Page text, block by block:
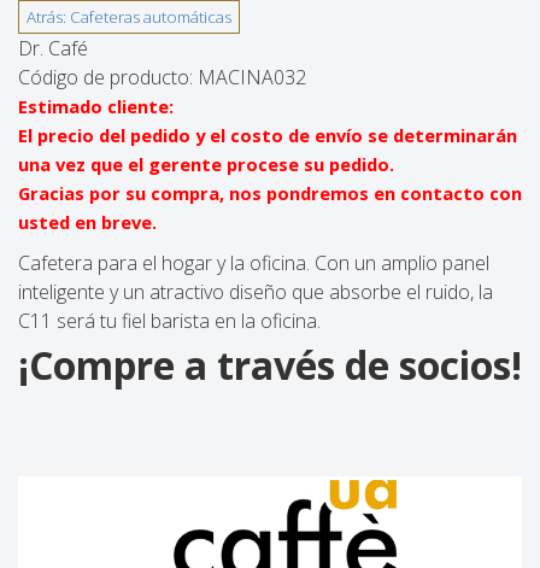
Dr. Café
Código de producto: MACINA032
Estimado cliente:
El precio del pedido y el costo de envío se determinarán
una vez que el gerente procese su pedido.
Gracias por su compra, nos pondremos en contacto con
usted en breve.
Cafetera para el hogar y la oficina. Con un amplio panel
inteligente y un atractivo diseño que absorbe el ruido, la
C11 será tu fiel barista en la oficina.
¡Compre a través de socios!